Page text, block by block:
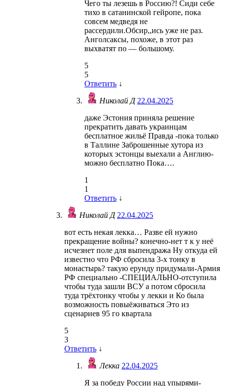
Чего ты лезешь в Россию?! Сиди себе
тихо в сатанинской гейропе, пока
совсем медведя не
рассердили.Обсир,,ись уже не раз.
Анголсаксы, похоже, в этот раз
выхватят по — большому.
5
5
Ответить ↓
Николай Д22.04.2025
даже Эстония приняла решение
прекратить давать украинцам
бесплатное жильё Правда -пока только
в Таллине Заброшенные хутора из
которых эстонцы выехали а Англию-
можно бесплатно Пока….
1
1
Ответить ↓
Николай Д22.04.2025
вот есть некая лекка… Разве ей нужно
прекращение войны? конечно-нет т к у неё
исчезнет поле для выпендража Ну откуда ей
известно что РФ сбросила 3-х тонку в
монастырь? такую ерунду придумали-Армия
РФ специально -СПЕЦИАЛЬНО-отступила
чтобы туда зашли ВСУ а потом сбросила
туда трёхтонку чтобы у лекки и Ко была
возможность повыёживаться Это из
сценариев 95 го квартала
5
3
Ответить ↓
Лекка 22.04.2025
Я за победу России над упырями-